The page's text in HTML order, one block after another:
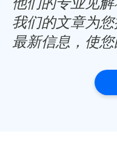
我们的文章为
最新信息，使您